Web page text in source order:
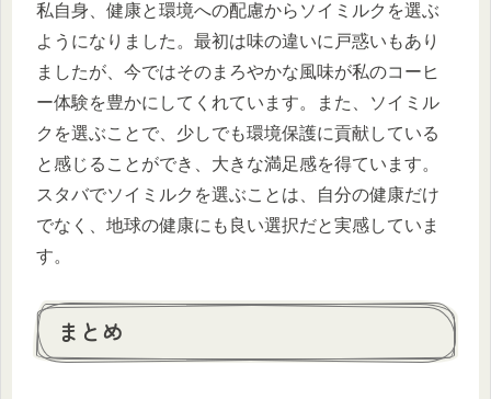
私自身、健康と環境への配慮からソイミルクを選ぶ
ようになりました。最初は味の違いに戸惑いもあり
ましたが、今ではそのまろやかな風味が私のコーヒ
ー体験を豊かにしてくれています。また、ソイミル
クを選ぶことで、少しでも環境保護に貢献している
と感じることができ、大きな満足感を得ています。
スタバでソイミルクを選ぶことは、自分の健康だけ
でなく、地球の健康にも良い選択だと実感していま
す。
まとめ